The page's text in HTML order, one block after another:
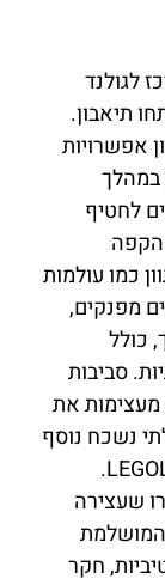
לגולנד
תיאבון.
אפשרויות
במהלך
לחטיף
הקפה
כמו עולמות
מפנקים,
כולל
סביבות
מעצימות את
נשכח נוסף
של הרפתקת LEGOLAND Discovery Centre.
שעצירה
חקר